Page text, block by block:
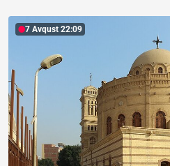
7 Avqust 22:09